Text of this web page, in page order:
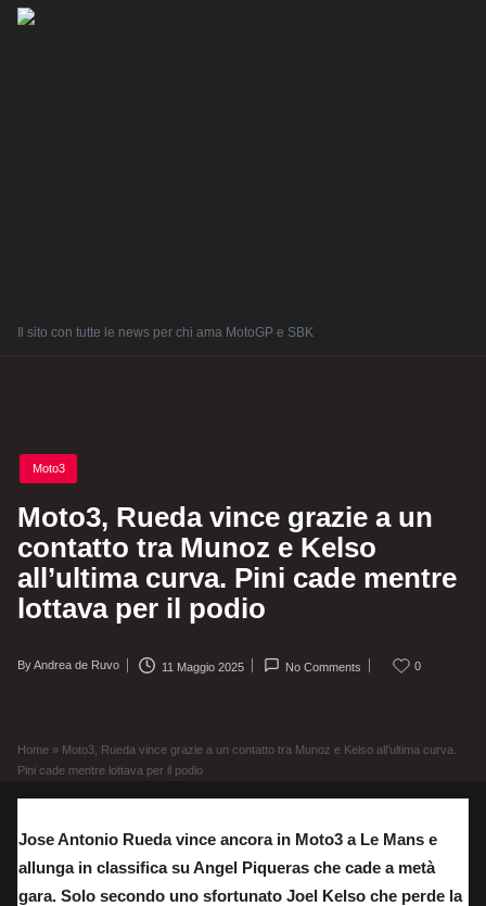
Il sito con tutte le news per chi ama MotoGP e SBK
Posted
in
Moto3
Moto3, Rueda vince grazie a un
contatto tra Munoz e Kelso
all’ultima curva. Pini cade mentre
lottava per il podio
Posted
ByAndrea de Ruvo 11 Maggio 2025 No Comments 0
Home » Moto3, Rueda vince grazie a un contatto tra Munoz e Kelso all’ultima curva.
Pini cade mentre lottava per il podio
Jose Antonio Rueda vince ancora in Moto3 a Le Mans e
allunga in classifica su Angel Piqueras che cade a metà
gara. Solo secondo uno sfortunato Joel Kelso che perde la